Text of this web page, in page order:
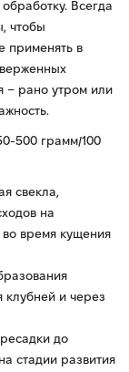
Всегда
чтобы
применять в
– рано утром или
500 грамм/100
свекла,
на
во время кущения
клубней и через
до
стадии развития